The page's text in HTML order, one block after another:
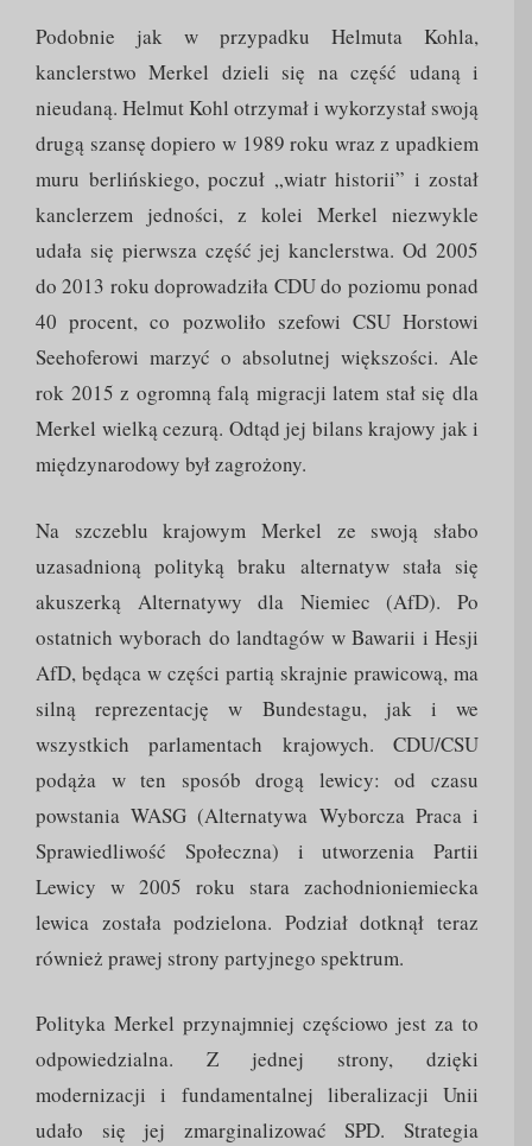
Podobnie jak w przypadku Helmuta Kohla,
kanclerstwo Merkel dzieli się na część udaną i
nieudaną. Helmut Kohl otrzymał i wykorzystał swoją
drugą szansę dopiero w 1989 roku wraz z upadkiem
muru berlińskiego, poczuł „wiatr historii” i został
kanclerzem jedności, z kolei Merkel niezwykle
udała się pierwsza część jej kanclerstwa. Od 2005
do 2013 roku doprowadziła CDU do poziomu ponad
40 procent, co pozwoliło szefowi CSU Horstowi
Seehoferowi marzyć o absolutnej większości. Ale
rok 2015 z ogromną falą migracji latem stał się dla
Merkel wielką cezurą. Odtąd jej bilans krajowy jak i
międzynarodowy był zagrożony.
Na szczeblu krajowym Merkel ze swoją słabo
uzasadnioną polityką braku alternatyw stała się
akuszerką Alternatywy dla Niemiec (AfD). Po
ostatnich wyborach do landtagów w Bawarii i Hesji
AfD, będąca w części partią skrajnie prawicową, ma
silną reprezentację w Bundestagu, jak i we
wszystkich parlamentach krajowych. CDU/CSU
podąża w ten sposób drogą lewicy: od czasu
powstania WASG (Alternatywa Wyborcza Praca i
Sprawiedliwość Społeczna) i utworzenia Partii
Lewicy w 2005 roku stara zachodnioniemiecka
lewica została podzielona. Podział dotknął teraz
również prawej strony partyjnego spektrum.
Polityka Merkel przynajmniej częściowo jest za to
odpowiedzialna. Z jednej strony, dzięki
modernizacji i fundamentalnej liberalizacji Unii
udało się jej zmarginalizować SPD. Strategia